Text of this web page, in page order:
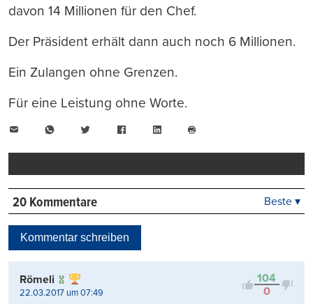
davon 14 Millionen für den Chef.
Der Präsident erhält dann auch noch 6 Millionen.
Ein Zulangen ohne Grenzen.
Für eine Leistung ohne Worte.
WhatsAppTwitter FacebookLinkedIn
drucken
20 Kommentare
Kontrovers
Beste ▾
Kommentar schreiben
104
0
Römeli
22.03.2017 um 07:49